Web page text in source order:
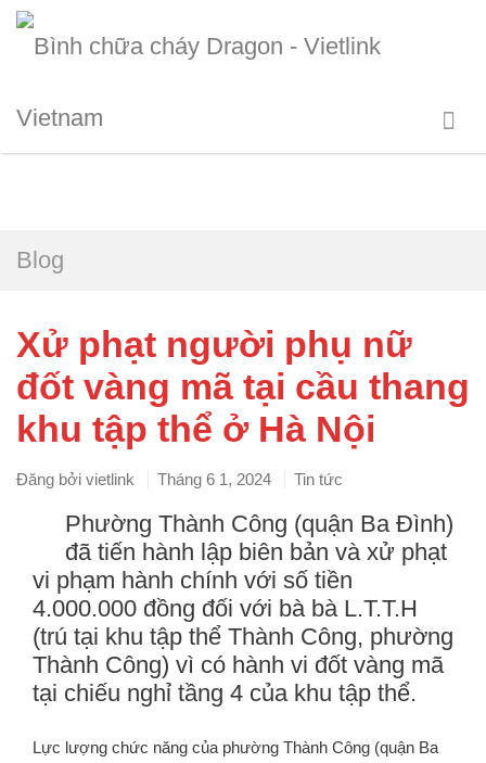
Blog
Xử phạt người phụ nữ
đốt vàng mã tại cầu thang
khu tập thể ở Hà Nội
Đăng bởi vietlink Tháng 6 1, 2024 Tin tức
Phường Thành Công (quận Ba Đình)
đã tiến hành lập biên bản và xử phạt
vi phạm hành chính với số tiền
4.000.000 đồng đối với bà bà L.T.T.H
(trú tại khu tập thể Thành Công, phường
Thành Công) vì có hành vi đốt vàng mã
tại chiếu nghỉ tầng 4 của khu tập thể.
Lực lượng chức năng của phường Thành Công (quận Ba